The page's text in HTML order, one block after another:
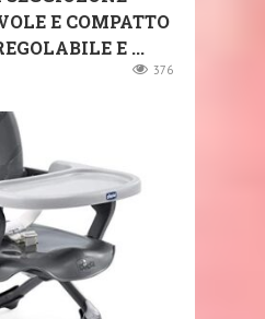
E COMPATTO
E ...
376